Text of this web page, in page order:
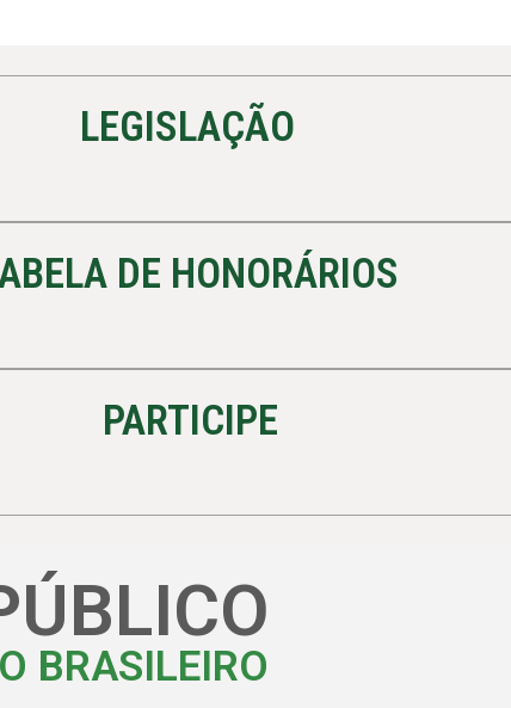
LEGISLAÇÃO
DE HONORÁRIOS
PARTICIPE
BRASILEIRO